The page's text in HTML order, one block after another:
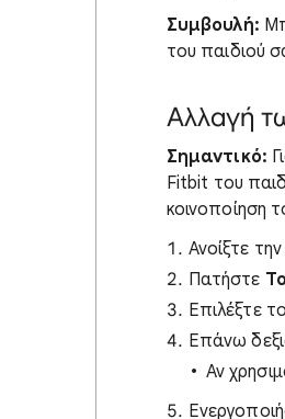
Συμβουλή:
του παιδιού
Αλλαγή
Σημαντικό:
Fitbit του
κοινοποίηση
Ανοίξτε
Πατήστε
Επιλέξτε
Επάνω
Αν